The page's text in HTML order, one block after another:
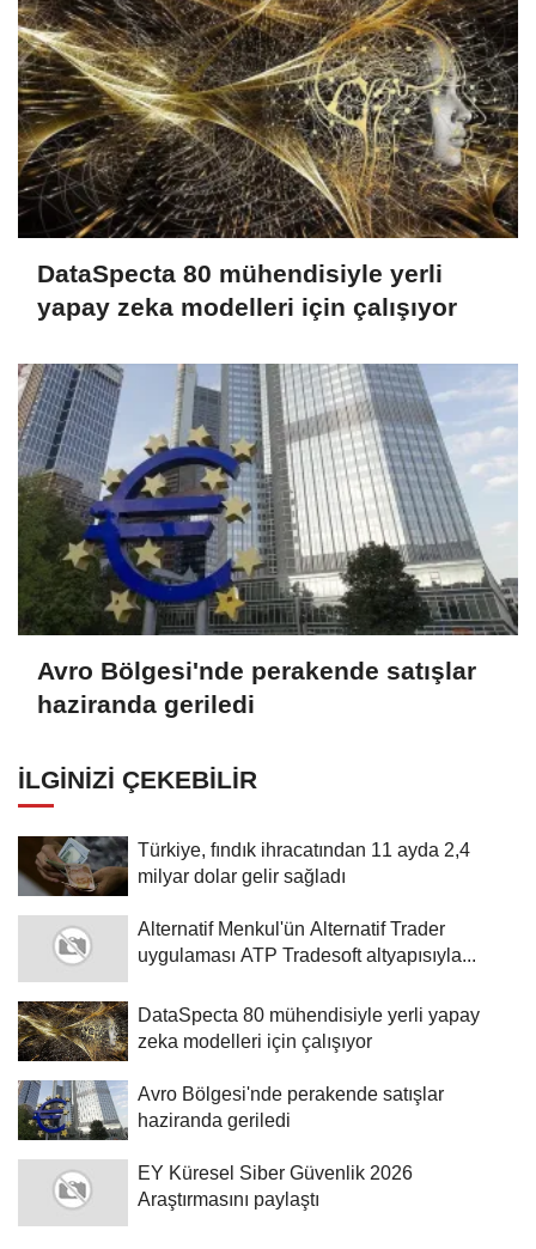
DataSpecta 80 mühendisiyle yerli
yapay zeka modelleri için çalışıyor
Avro Bölgesi'nde perakende satışlar
haziranda geriledi
İLGINIZI ÇEKEBILIR
Türkiye, fındık ihracatından 11 ayda 2,4
milyar dolar gelir sağladı
Alternatif Menkul'ün Alternatif Trader
uygulaması ATP Tradesoft altyapısıyla...
DataSpecta 80 mühendisiyle yerli yapay
zeka modelleri için çalışıyor
Avro Bölgesi'nde perakende satışlar
haziranda geriledi
EY Küresel Siber Güvenlik 2026
Araştırmasını paylaştı